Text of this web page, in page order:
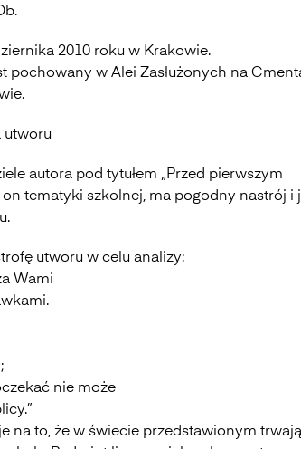
2010 roku w Krakowie.
pochowany w Alei Zasłużonych na
utworu
autora pod tytułem „Przed pierwszym
on tematyki szkolnej, ma pogodny nastrój i
utworu w celu analizy:
Wami
nie może
na to, że w świecie przedstawionym trwają